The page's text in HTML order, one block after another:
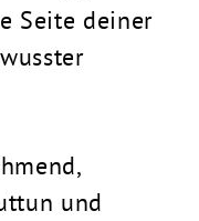
Seite deiner
und